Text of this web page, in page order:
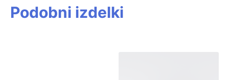
Podobni izdelki